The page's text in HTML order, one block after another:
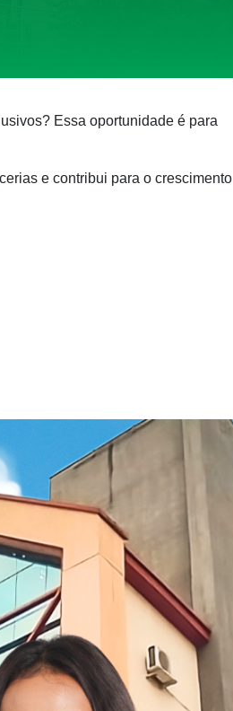
Essa oportunidade é para
e contribui para o crescimento